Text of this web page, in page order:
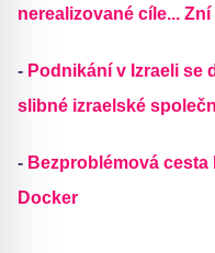
nerealizované cíle...
- Podnikání v Izraeli se
slibné izraelské
- Bezproblémová
Docker